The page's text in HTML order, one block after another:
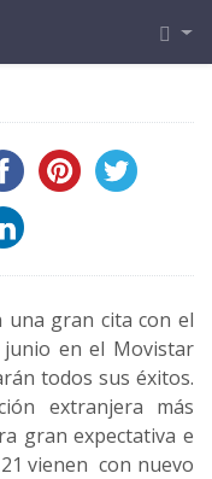
EN EL
gran cita con el
en el Movistar
todos sus éxitos.
extranjera más
gran expectativa e
vienen con nuevo